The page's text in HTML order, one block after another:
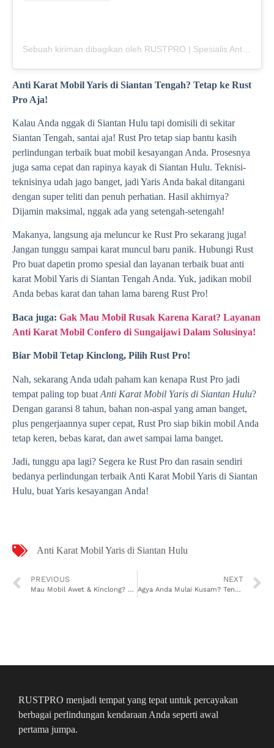
Sebuah kiriman dibagikan oleh RUSTPRO | Spesialis Anti Karat Mobil (@rustpro_indonesia)
Anti Karat Mobil Yaris di Siantan Tengah? Tetap ke Rust
Pro Aja!
Kalau Anda nggak di Siantan Hulu tapi domisili di sekitar
Siantan Tengah, santai aja! Rust Pro tetap siap bantu kasih
perlindungan terbaik buat mobil kesayangan Anda. Prosesnya
juga sama cepat dan rapinya kayak di Siantan Hulu. Teknisi-
teknisinya udah jago banget, jadi Yaris Anda bakal ditangani
dengan super teliti dan penuh perhatian. Hasil akhirnya?
Dijamin maksimal, nggak ada yang setengah-setengah!
Makanya, langsung aja meluncur ke Rust Pro sekarang juga!
Jangan tunggu sampai karat muncul baru panik. Hubungi Rust
Pro buat dapetin promo spesial dan layanan terbaik buat anti
karat Mobil Yaris di Siantan Tengah Anda. Yuk, jadikan mobil
Anda bebas karat dan tahan lama bareng Rust Pro!
Baca juga: Gak Mau Mobil Rusak Karena Karat? Layanan
Anti Karat Mobil Confero di Sungaijawi Dalam Solusinya!
Biar Mobil Tetap Kinclong, Pilih Rust Pro!
Nah, sekarang Anda udah paham kan kenapa Rust Pro jadi
tempat paling top buat Anti Karat Mobil Yaris di Siantan Hulu?
Dengan garansi 8 tahun, bahan non-aspal yang aman banget,
plus pengerjaannya super cepat, Rust Pro siap bikin mobil Anda
tetap keren, bebas karat, dan awet sampai lama banget.
Jadi, tunggu apa lagi? Segera ke Rust Pro dan rasain sendiri
bedanya perlindungan terbaik Anti Karat Mobil Yaris di Siantan
Hulu, buat Yaris kesayangan Anda!
Anti Karat Mobil Yaris di Siantan Hulu
PREVIOUS
Mau Mobil Awet & Kinclong? Nih, Rekomendasi Jasa Anti Karat Mobil Yaris di Pontianak Utara yang Terpercaya!
NEXT
Agya Anda Mulai Kusam? Tenang, Ada Layanan Anti Karat Mobil Agya di Pontianak Barat yang Bikin Kinclong Lagi!
RUSTPRO menjadi tempat yang tepat untuk percayakan
berbagai perlindungan kendaraan Anda seperti awal
pertama jumpa.